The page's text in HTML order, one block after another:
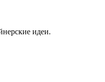
идеи.